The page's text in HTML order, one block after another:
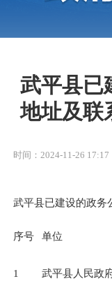
武平县已
地址及联
时间：2024-11-26 17:17
武平县已建设的政务
序号 单位
1 武平县人民政